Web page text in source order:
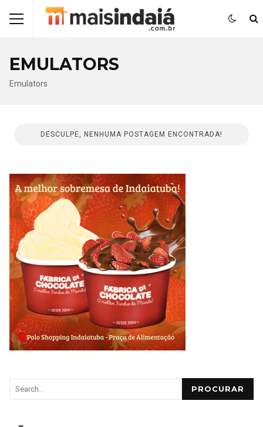
EMULATORS
Emulators
DESCULPE, NENHUMA POSTAGEM ENCONTRADA!
PROCURAR